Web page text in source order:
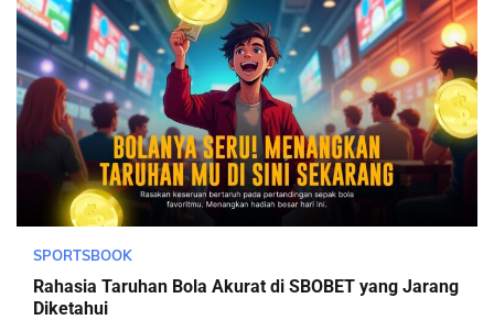
SPORTSBOOK
Rahasia Taruhan Bola Akurat di SBOBET yang Jarang
Diketahui